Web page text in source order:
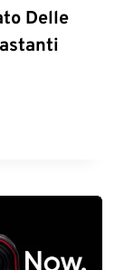
Delle